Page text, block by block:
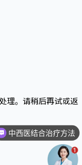
理。请稍后再试或返
中西医结合治疗方法
化疗还要继续吗